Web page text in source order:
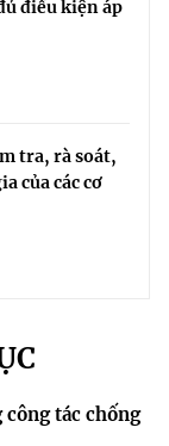
điều kiện áp
tra, rà soát,
của các cơ
tác chống